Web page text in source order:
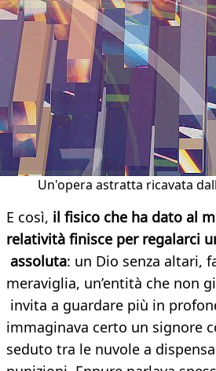
Un'opera astratta ricavata
E così, il fisico che ha dato al
relatività finisce per regalarci
assoluta: un Dio senza altari,
meraviglia, un’entità che non
invita a guardare più in
immaginava certo un signore
seduto tra le nuvole a